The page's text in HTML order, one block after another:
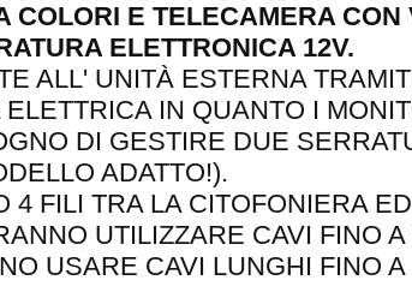
COLORI E TELECAMERA CON
ELETTRONICA 12V.
ALL' UNITÀ ESTERNA
IN QUANTO I
DI GESTIRE DUE
ADATTO!).
FILI TRA LA CITOFONIERA
UTILIZZARE CAVI FINO
USARE CAVI LUNGHI FINO A